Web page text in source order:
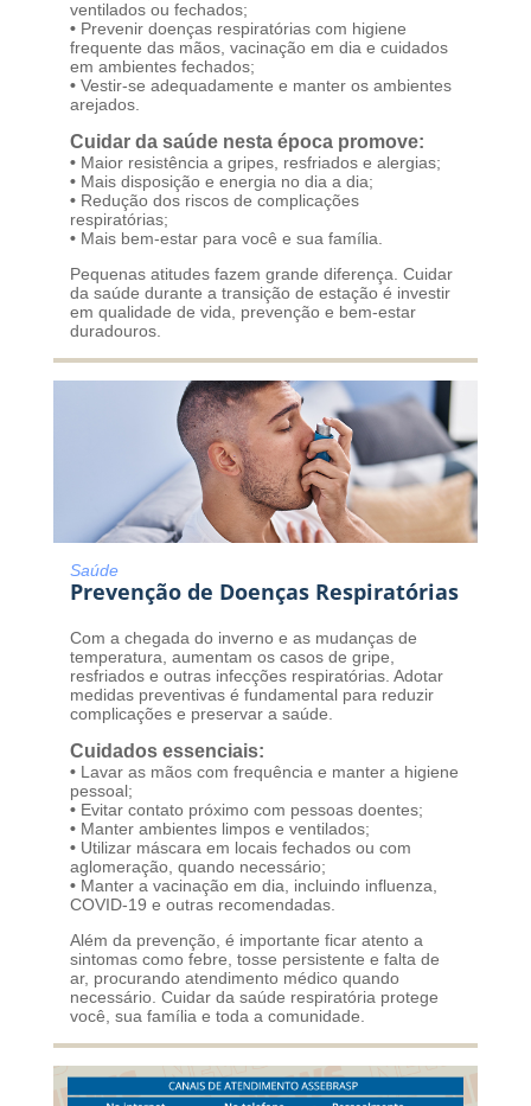
ventilados ou fechados;
• Prevenir doenças respiratórias com higiene
frequente das mãos, vacinação em dia e cuidados
em ambientes fechados;
•Vestir-se adequadamente e manter os ambientes
arejados.
Cuidar da saúde nesta época promove:
• Maior resistência a gripes, resfriados e alergias;
•Mais disposição e energia no dia a dia;
•Redução dos riscos de complicações
respiratórias;
• Mais bem-estar para você e sua família.
Pequenas atitudes fazem grande diferença. Cuidar
da saúde durante a transição de estação é investir
em qualidade de vida, prevenção e bem-estar
duradouros.
Saúde
Prevenção de Doenças Respiratórias
Com a chegada do inverno e as mudanças de
temperatura, aumentam os casos de gripe,
resfriados e outras infecções respiratórias. Adotar
medidas preventivas é fundamental para reduzir
complicações e preservar a saúde.
Cuidados essenciais:
•Lavar as mãos com frequência e manter a higiene
pessoal;
•Evitar contato próximo com pessoas doentes;
•Manter ambientes limpos e ventilados;
•Utilizar máscara em locais fechados ou com
aglomeração, quando necessário;
•Manter a vacinação em dia, incluindo influenza,
COVID-19 e outras recomendadas.
Além da prevenção, é importante ficar atento a
sintomas como febre, tosse persistente e falta de
ar, procurando atendimento médico quando
necessário. Cuidar da saúde respiratória protege
você, sua família e toda a comunidade.